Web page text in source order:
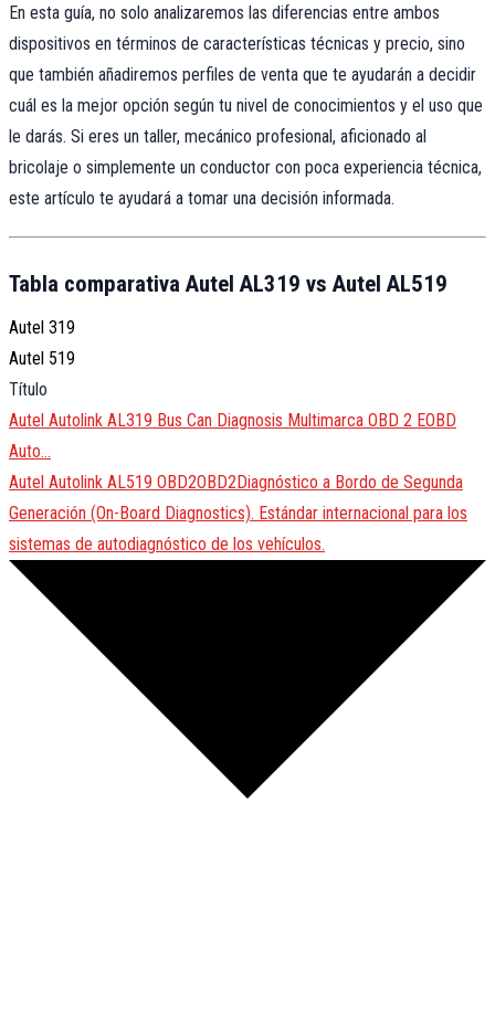
En esta guía, no solo analizaremos las diferencias entre ambos
dispositivos en términos de características técnicas y precio, sino
que también añadiremos perfiles de venta que te ayudarán a decidir
cuál es la mejor opción según tu nivel de conocimientos y el uso que
le darás. Si eres un taller, mecánico profesional, aficionado al
bricolaje o simplemente un conductor con poca experiencia técnica,
este artículo te ayudará a tomar una decisión informada.
Tabla comparativa Autel AL319 vs Autel AL519
Autel 319
Autel 519
Título
Autel Autolink AL319 Bus Can Diagnosis Multimarca OBD 2 EOBD
Auto…
Autel Autolink AL519 OBD2OBD2Diagnóstico a Bordo de Segunda
Generación (On-Board Diagnostics). Estándar internacional para los
sistemas de autodiagnóstico de los vehículos.